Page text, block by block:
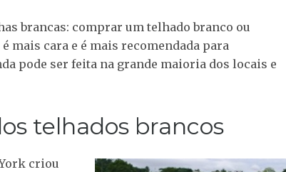
brancas: comprar um telhado branco ou
mais cara e é mais recomendada para
pode ser feita na grande maioria dos locais e
telhados brancos
criou